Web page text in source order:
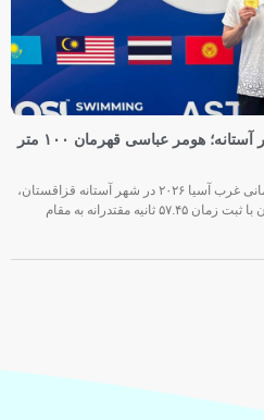
درخشش ملی‌پوش ایران در استخر آستانه؛ هومر عباسی قهرمان ۱۰۰ متر
در نخستین روز از رقابت‌های شنای قهرمانی غرب آسیا ۲۰۲۶ در شهر آستانه قزاقستان،
هومر عباسی ملی‌پوش شایسته کشورمان با ثبت زمان ۵۷.۴۵ ثانیه مقتدرانه به مقام